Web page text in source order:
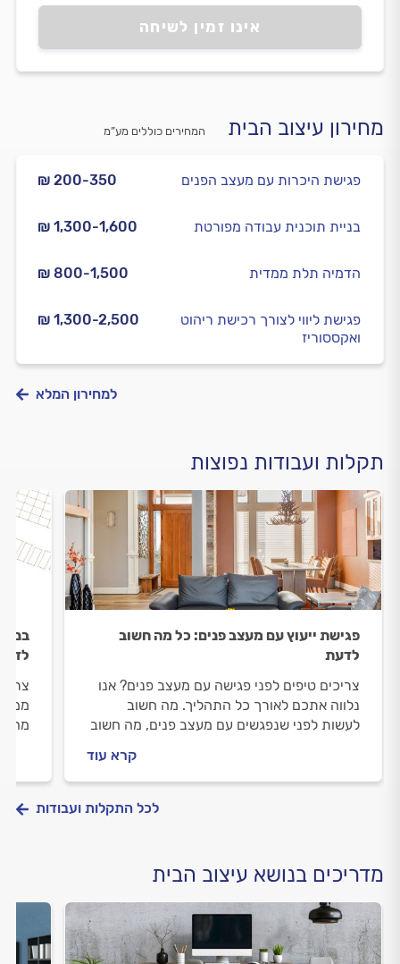
אינו זמין לשיחה
מחירון עיצוב הבית המחירים כוללים מע”מ
₪ 200-350 פגישת היכרות עם מעצב הפנים
₪ 1,300-1,600 בניית תוכנית עבודה מפורטת
₪ 800-1,500 הדמיה תלת ממדית
₪ 1,300-2,500
פגישת ליווי לצורך רכישת ריהוט
ואקססוריז
למחירון המלא
תקלות ועבודות נפוצות
פגישת ייעוץ עם מעצב פנים: כל מה חשוב
לדעת
צריכים טיפים לפני פגישה עם מעצב פנים? אנו
נלווה אתכם לאורך כל התהליך. מה חשוב
לעשות לפני שנפגשים עם מעצב פנים, מה חשוב
קרא עוד
מה
לכל התקלות ועבודות
מדריכים בנושא עיצוב הבית